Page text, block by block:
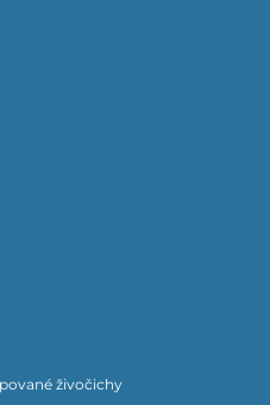
živočichy